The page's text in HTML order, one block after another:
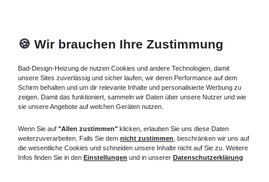
🍪 Wir brauchen Ihre Zustimmung
Bad-Design-Heizung.de nutzen Cookies und andere Technologien, damit
unsere Sites zuverlässig und sicher laufen, wir deren Performance auf dem
Schirm behalten und um dir relevante Inhalte und personalisierte Werbung zu
zeigen. Damit das funktioniert, sammeln wir Daten über unsere Nutzer und wie
sie unsere Angebote auf welchen Geräten nutzen.
Wenn Sie auf "Allen zustimmen" klicken, erlauben Sie uns diese Daten
weiterzuverarbeiten. Falls Sie dem nicht zustimmen , beschränken wir uns auf
die wesentliche Cookies und schneiden unsere Inhalte nicht auf Sie zu. Weitere
Infos finden Sie in den Einstellungen und in unserer Datenschutzerklärung